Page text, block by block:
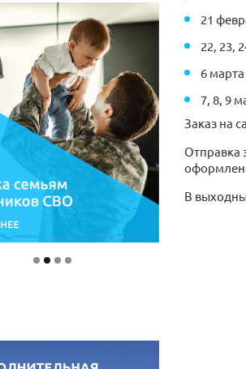
21
22, 23,
6 марта
7, 8, 9
Заказ на
Отправка
В